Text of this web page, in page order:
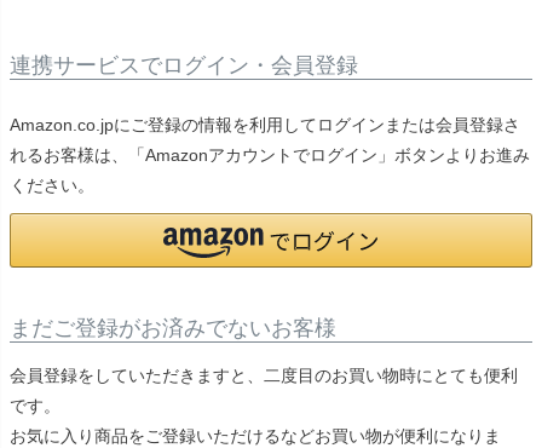
連携サービスでログイン・会員登録
Amazon.co.jpにご登録の情報を利用してログインまたは会員登録さ
れるお客様は、「Amazonアカウントでログイン」ボタンよりお進み
ください。
まだご登録がお済みでないお客様
会員登録をしていただきますと、二度目のお買い物時にとても便利
です。
お気に入り商品をご登録いただけるなどお買い物が便利になりま